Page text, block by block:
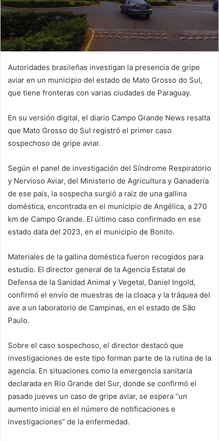
Autoridades brasileñas investigan la presencia de gripe
aviar en un municipio del estado de Mato Grosso do Sul,
que tiene fronteras con varias ciudades de Paraguay.
En su versión digital, el diario Campo Grande News resalta
que Mato Grosso do Sul registró el primer caso
sospechoso de gripe aviar.
Según el panel de investigación del Síndrome Respiratorio
y Nervioso Aviar, del Ministerio de Agricultura y Ganadería
de ese país, la sospecha surgió a raíz de una gallina
doméstica, encontrada en el municipio de Angélica, a 270
km de Campo Grande. El último caso confirmado en ese
estado data del 2023, en el municipio de Bonito.
Materiales de la gallina doméstica fueron recogidos para
estudio. El director general de la Agencia Estatal de
Defensa de la Sanidad Animal y Vegetal, Daniel Ingold,
confirmó el envío de muestras de la cloaca y la tráquea del
ave a un laboratorio de Campinas, en el estado de São
Paulo.
Sobre el caso sospechoso, el director destacó que
investigaciones de este tipo forman parte de la rutina de la
agencia. En situaciones como la emergencia sanitaria
declarada en Río Grande del Sur, donde se confirmó el
pasado jueves un caso de gripe aviar, se espera “un
aumento inicial en el número de notificaciones e
investigaciones” de la enfermedad.